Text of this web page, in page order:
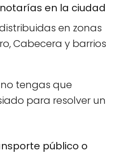
en la ciudad
en zonas
Cabecera y barrios
tengas que
para resolver un
público o